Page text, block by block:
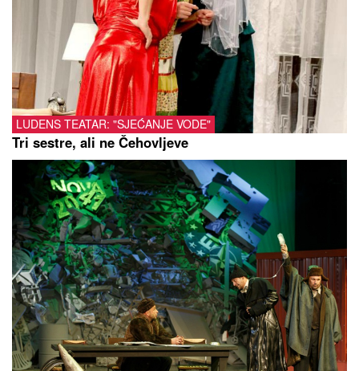
LUDENS TEATAR: "SJEĆANJE VODE"
Tri sestre, ali ne Čehovljeve